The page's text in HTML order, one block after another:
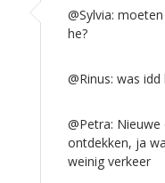
@Sylvia:
he?
@Rinus: was idd
@Petra:
ontdekken, ja
weinig verkeer